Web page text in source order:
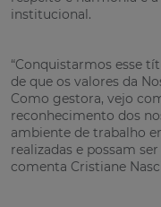
institucional.
“Conquistarmos esse
de que os valores da
Como gestora, vejo
reconhecimento dos
ambiente de trabalho
realizadas e possam
comenta Cristiane